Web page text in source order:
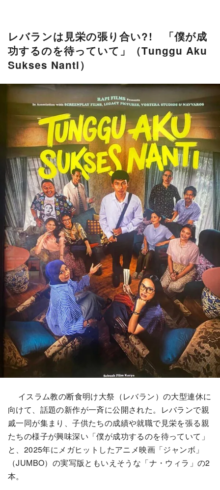
レバランは見栄の張り合い?! 「僕が成
功するのを待っていて」（Tunggu Aku
Sukses Nanti）
イスラム教の断食明け大祭（レバラン）の大型連休に
向けて、話題の新作が一斉に公開された。レバランで親
戚一同が集まり、子供たちの成績や就職で見栄を張る親
たちの様子が興味深い「僕が成功するのを待っていて」
と、2025年にメガヒットしたアニメ映画「ジャンボ」
（JUMBO）の実写版ともいえそうな「ナ・ウィラ」の2
本。